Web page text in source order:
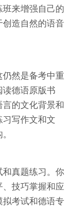
来增强自己的
造自然的语音
然是备考中重
德语原版书
的文化背景和
写作文和文
真题练习。你
技巧掌握和应
考试和德语专